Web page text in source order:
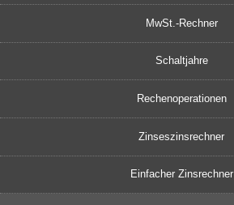
MwSt.-Rechner
Schaltjahre
Rechenoperationen
Zinseszinsrechner
Einfacher Zinsrechner